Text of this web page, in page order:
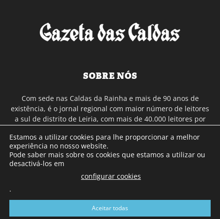
SOBRE NÓS
Com sede nas Caldas da Rainha e mais de 90 anos de
existência, é o jornal regional com maior número de leitores
a sul de distrito de Leiria, com mais de 40.000 leitores por
Continental e assinatura online.
SIGA-NOS
Estamos a utilizar cookies para lhe proporcionar a melhor
experiência no nosso website.
Pode saber mais sobre os cookies que estamos a utilizar ou
desactivá-los em
configurar cookies
.
Aceitar todas